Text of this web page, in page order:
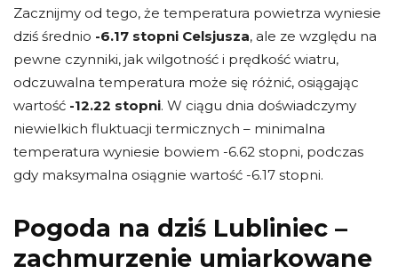
Zacznijmy od tego, że temperatura powietrza wyniesie
dziś średnio -6.17 stopni Celsjusza, ale ze względu na
pewne czynniki, jak wilgotność i prędkość wiatru,
odczuwalna temperatura może się różnić, osiągając
wartość -12.22 stopni. W ciągu dnia doświadczymy
niewielkich fluktuacji termicznych – minimalna
temperatura wyniesie bowiem -6.62 stopni, podczas
gdy maksymalna osiągnie wartość -6.17 stopni.
Pogoda na dziś Lubliniec –
zachmurzenie umiarkowane